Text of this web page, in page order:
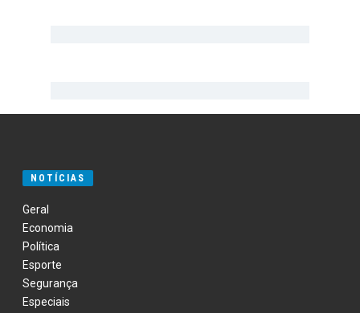
NOTÍCIAS
Geral
Economia
Política
Esporte
Segurança
Especiais